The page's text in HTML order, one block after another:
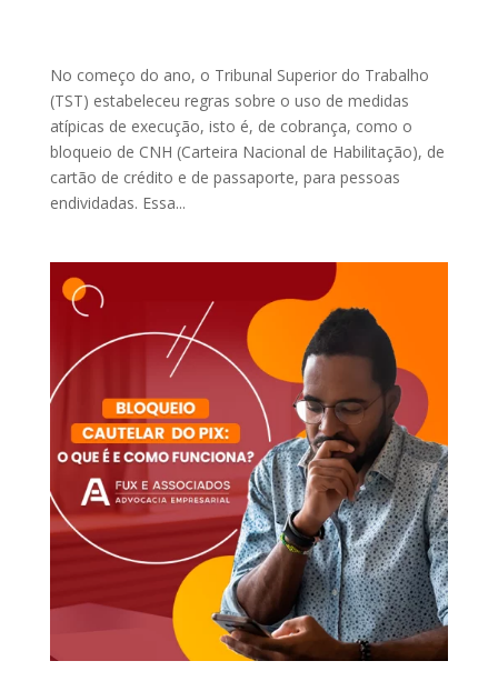
No começo do ano, o Tribunal Superior do Trabalho
(TST) estabeleceu regras sobre o uso de medidas
atípicas de execução, isto é, de cobrança, como o
bloqueio de CNH (Carteira Nacional de Habilitação), de
cartão de crédito e de passaporte, para pessoas
endividadas. Essa...